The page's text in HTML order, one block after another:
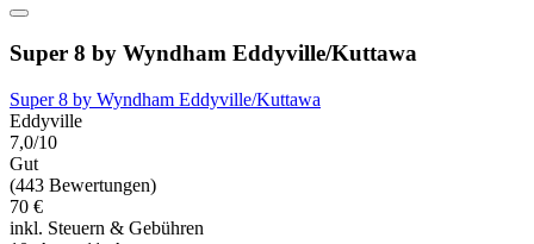
Super 8 by Wyndham Eddyville/Kuttawa
Super 8 by Wyndham Eddyville/Kuttawa
Eddyville
7,0/10
Gut
(443 Bewertungen)
70 €
inkl. Steuern & Gebühren